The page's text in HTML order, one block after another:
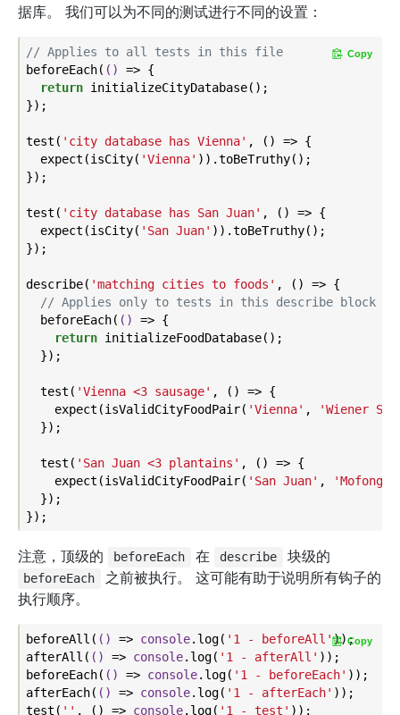
据库。 我们可以为不同的测试进行不同的设置：
// Applies to all tests in this file
beforeEach( () => {
return initializeCityDatabase();
});
test( 'city database has Vienna' , () => {
  expect(isCity(
'Vienna' )).toBeTruthy();
});
test( 'city database has San Juan' , () => {
  expect(isCity(
'San Juan' )).toBeTruthy();
});
describe( 'matching cities to foods' , () => {
// Applies only to tests in this describe block
  beforeEach(
() => {
return initializeFoodDatabase();
  });
  test(
'Vienna <3 sausage' , () => {
    expect(isValidCityFoodPair(
'Vienna' ,
'Wiener
  });
  test(
'San Juan <3 plantains' , () => {
    expect(isValidCityFoodPair(
'San Juan' , 'Mofongo'
  });
Copy
注意，顶级的 beforeEach 在 describe 块级的
beforeEach
之前被执行。 这可能有助于说明所有钩子的
执行顺序。
beforeAll( () => console.log( '1 - beforeAll'));
afterAll( () => console.log( '1 - afterAll' ));
beforeEach( () => console.log( '1 - beforeEach' ));
afterEach( () => console.log( '1 - afterEach' ));
test( '' , () => console.log( '1 - test' ));
Copy